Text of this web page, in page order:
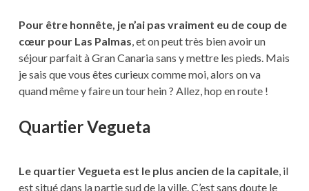
Pour être honnête, je n’ai pas vraiment eu de coup de
cœur pour Las Palmas , et on peut très bien avoir un
séjour parfait à Gran Canaria sans y mettre les pieds. Mais
je sais que vous êtes curieux comme moi, alors on va
quand même y faire un tour hein ? Allez, hop en route !
Quartier Vegueta
Le quartier Vegueta est le plus ancien de la capitale, il
est situé dans la partie sud de la ville. C’est sans doute le